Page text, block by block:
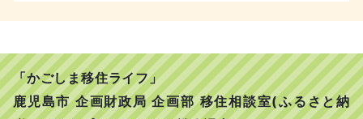
「かごしま移住ライフ」
鹿児島市 企画財政局 企画部 移住相談室(ふるさと納